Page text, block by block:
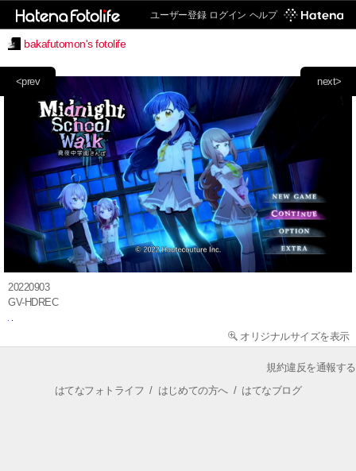
ユーザー登録 ログイン ヘルプ
bakafutomon's fotolife
next>
<prev
20220903
GV-HDREC
オリジナルサイズを表示
規約違反を通報する
はてなフォトライフ / はじめての方へ/ はてなブログ